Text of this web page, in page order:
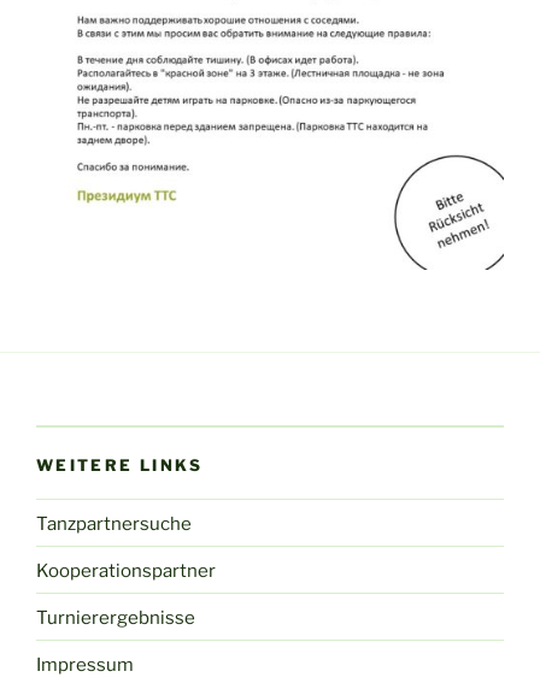
WEITERE LINKS
Tanzpartnersuche
Kooperationspartner
Turnierergebnisse
Impressum